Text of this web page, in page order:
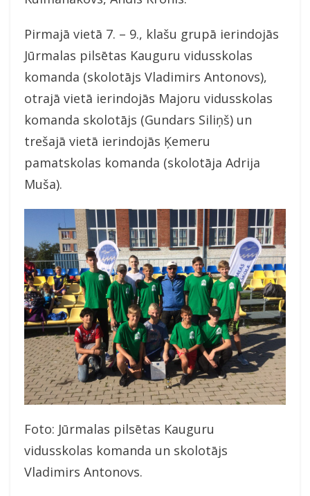
Pirmajā vietā 7. – 9., klašu grupā ierindojās
Jūrmalas pilsētas Kauguru vidusskolas
komanda (skolotājs Vladimirs Antonovs),
otrajā vietā ierindojās Majoru vidusskolas
komanda skolotājs (Gundars Siliņš) un
trešajā vietā ierindojās Ķemeru
pamatskolas komanda (skolotāja Adrija
Muša).
Foto: Jūrmalas pilsētas Kauguru
vidusskolas komanda un skolotājs
Vladimirs Antonovs.